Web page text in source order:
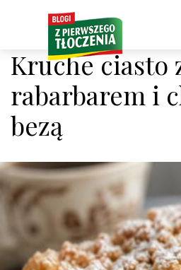
Kruche ciasto
rabarbarem i
bezą